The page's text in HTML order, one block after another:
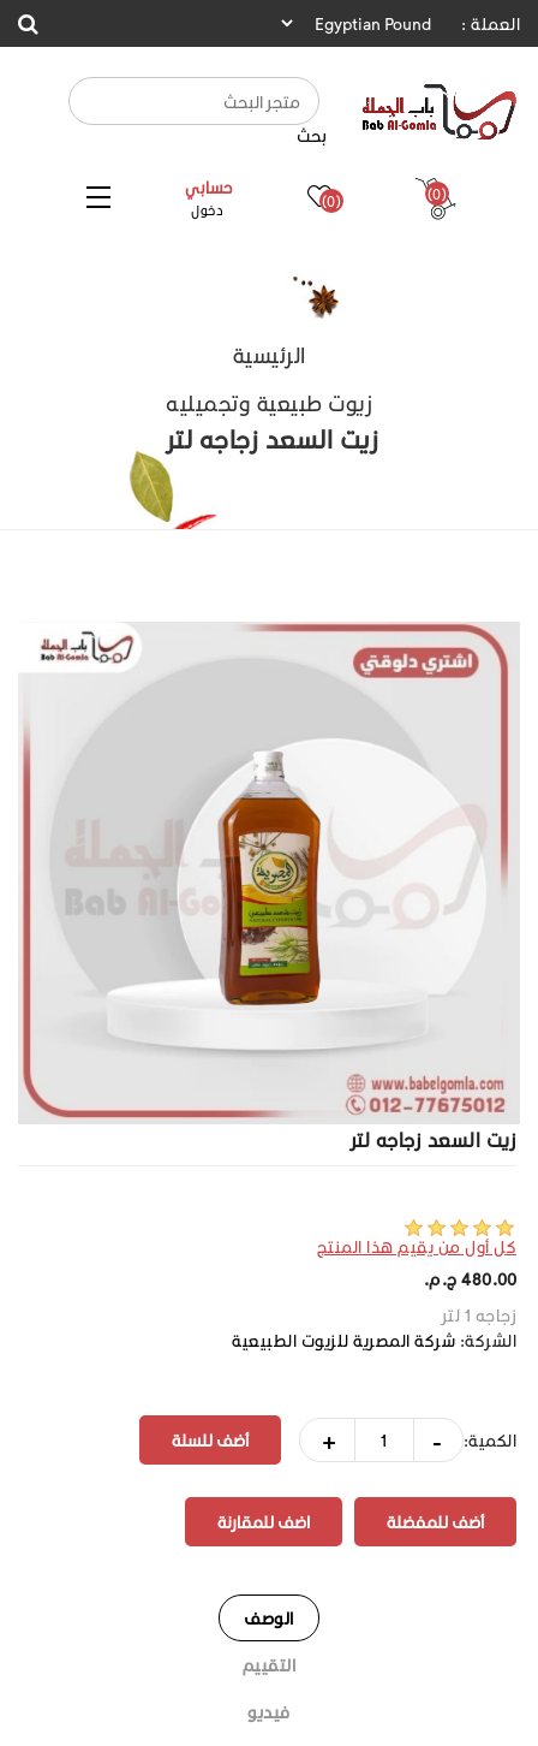
العملة :
بحث
حسابي
دخول (0) (0)
الرئيسية
زيوت طبيعية وتجميليه
زيت السعد زجاجه لتر
زيت السعد زجاجه لتر
كل أول من يقيم هذا المنتج
480.00 ج.م.‏
زجاجه 1 لتر
الشركة: شركة المصرية للزيوت الطبيعية
الكمية: -
+
أضف للمفضلة اضف للمقارنة
الوصف
التقييم
فيديو